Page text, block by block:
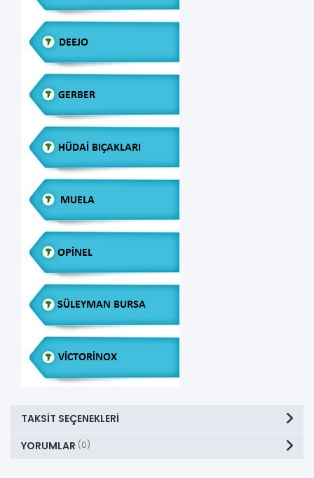
TAKSIT SEÇENEKLERI
YORUMLAR (0)